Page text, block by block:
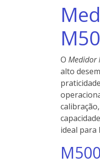
O Medidor
alto
ideal para